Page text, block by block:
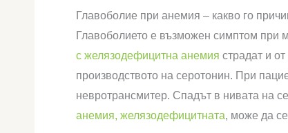
Главоболие при анемия – какво го
Главоболието е възможен симптом при
с желязодефицитна анемия страдат и
производството на серотонин. При
невротрансмитер. Спадът в нивата на
анемия, желязодефицитната, може да